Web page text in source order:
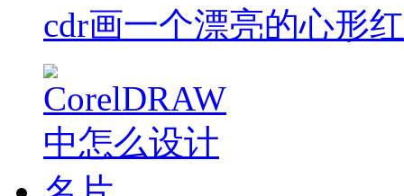
cdr画一个漂亮的心形